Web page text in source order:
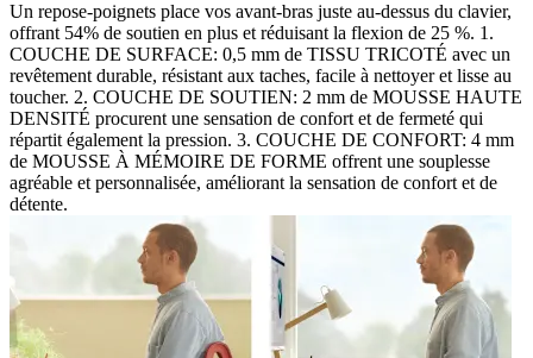
Un repose-poignets place vos avant-bras juste au-dessus du clavier,
offrant 54% de soutien en plus et réduisant la flexion de 25 %. 1.
COUCHE DE SURFACE: 0,5 mm de TISSU TRICOTÉ avec un
revêtement durable, résistant aux taches, facile à nettoyer et lisse au
toucher. 2. COUCHE DE SOUTIEN: 2 mm de MOUSSE HAUTE
DENSITÉ procurent une sensation de confort et de fermeté qui
répartit également la pression. 3. COUCHE DE CONFORT: 4 mm
de MOUSSE À MÉMOIRE DE FORME offrent une souplesse
agréable et personnalisée, améliorant la sensation de confort et de
détente.